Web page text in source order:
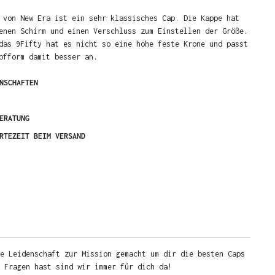
von New Era ist ein sehr klassisches Cap. Die Kappe hat
Schirm und einen Verschluss zum Einstellen der Größe.
9Fifty hat es nicht so eine hohe feste Krone und passt
damit besser an.
BEIM VERSAND
zur Mission gemacht um dir die besten Caps
Fragen hast sind wir immer für dich da!